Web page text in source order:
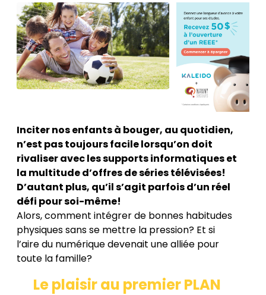
Inciter nos enfants à bouger, au quotidien,
n’est pas toujours facile lorsqu’on doit
rivaliser avec les supports informatiques et
la multitude d’offres de séries télévisées!
D’autant plus, qu’il s’agit parfois d’un réel
défi pour soi-même!
Alors, comment intégrer de bonnes habitudes
physiques sans se mettre la pression? Et si
l’aire du numérique devenait une alliée pour
toute la famille?
Le plaisir au premier PLAN